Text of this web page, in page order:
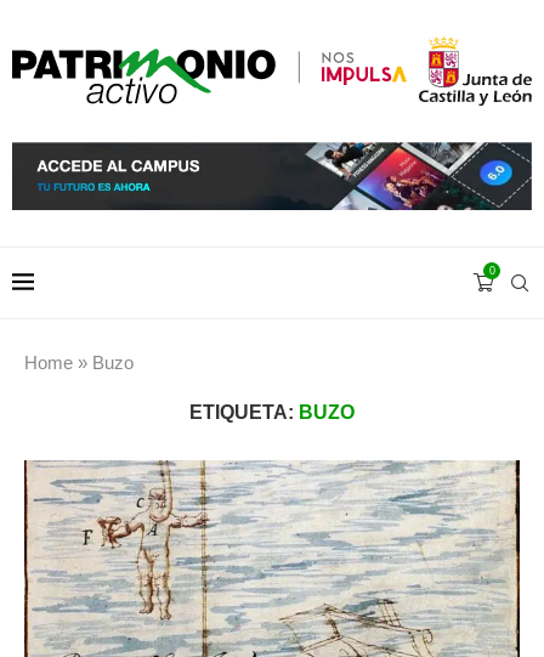
0
Home » Buzo
ETIQUETA: BUZO